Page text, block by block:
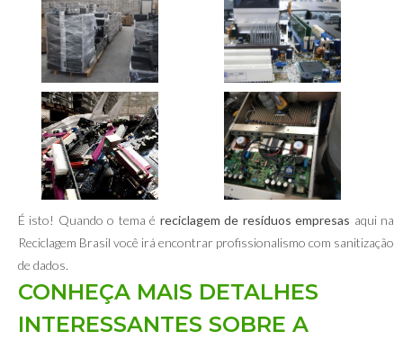
É isto! Quando o tema é reciclagem de resíduos empresas aqui na
Reciclagem Brasil você irá encontrar profissionalismo com sanitização
de dados.
CONHEÇA MAIS DETALHES
INTERESSANTES SOBRE A